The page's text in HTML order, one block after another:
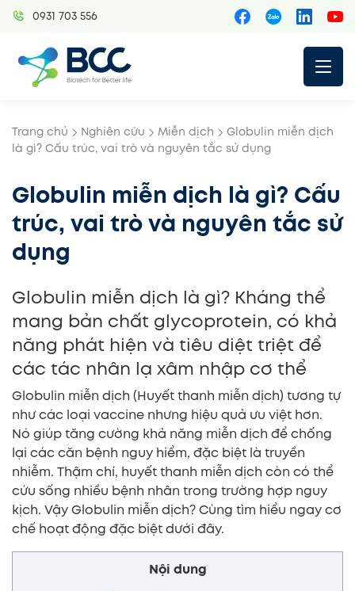
Skip
0931 703 556
Trang chủ Nghiên cứu Miễn dịch
Globulin miễn dịch
là gì? Cấu trúc, vai trò và nguyên tắc sử dụng
Globulin miễn dịch là gì? Cấu
trúc, vai trò và nguyên tắc sử
dụng
Globulin miễn dịch là gì? Kháng thể
mang bản chất glycoprotein, có khả
năng phát hiện và tiêu diệt triệt để
các tác nhân lạ xâm nhập cơ thể
Globulin miễn dịch (Huyết thanh miễn dịch) tương tự
như các loại vaccine nhưng hiệu quả ưu việt hơn.
Nó giúp tăng cường khả năng miễn dịch để chống
lại các căn bệnh nguy hiểm, đặc biệt là truyền
nhiễm. Thậm chí, huyết thanh miễn dịch còn có thể
cứu sống nhiều bệnh nhân trong trường hợp nguy
kịch. Vậy Globulin miễn dịch? Cùng tìm hiểu ngay cơ
chế hoạt động đặc biệt dưới đây.
Nội dung